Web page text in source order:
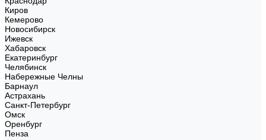
Киров
Кемерово
Новосибирск
Ижевск
Хабаровск
Екатеринбург
Челябинск
Набережные Челны
Барнаул
Астрахань
Санкт-Петербург
Омск
Оренбург
Пенза